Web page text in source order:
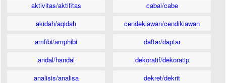
aktivitas/aktifitas
akidah/aqidah
amfibi/amphibi
andal/handal
analisis/analisa
cabai/cabe
cendekiawan/cendikiawan
daftar/daptar
dekoratif/dekoratip
dekret/dekrit